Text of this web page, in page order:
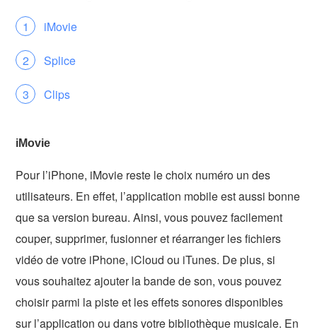
iMovie
Splice
Clips
iMovie
Pour l’iPhone, iMovie reste le choix numéro un des
utilisateurs. En effet, l’application mobile est aussi bonne
que sa version bureau. Ainsi, vous pouvez facilement
couper, supprimer, fusionner et réarranger les fichiers
vidéo de votre iPhone, iCloud ou iTunes. De plus, si
vous souhaitez ajouter la bande de son, vous pouvez
choisir parmi la piste et les effets sonores disponibles
sur l’application ou dans votre bibliothèque musicale. En